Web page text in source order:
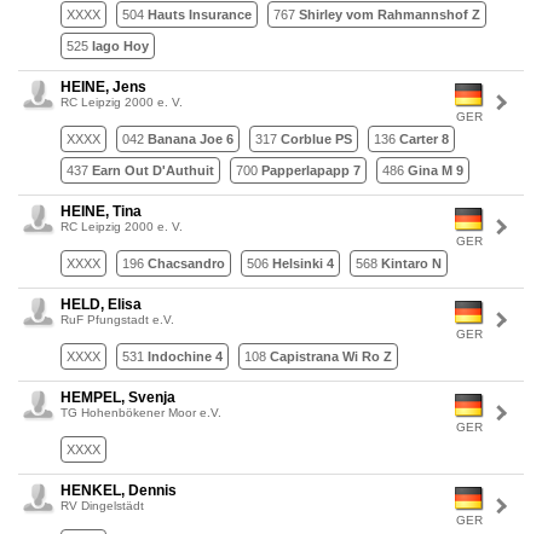
XXXX 504 Hauts Insurance 767 Shirley vom Rahmannshof Z
525 Iago Hoy
GER
HEINE, Jens
RC Leipzig 2000 e. V.
XXXX 042 Banana Joe 6 317 Corblue PS 136 Carter 8
437 Earn Out D'Authuit 700 Papperlapapp 7 486 Gina M 9
GER
HEINE, Tina
RC Leipzig 2000 e. V.
XXXX 196 Chacsandro 506 Helsinki 4 568 Kintaro N
GER
HELD, Elisa
RuF Pfungstadt e.V.
XXXX 531 Indochine 4 108 Capistrana Wi Ro Z
GER
HEMPEL, Svenja
TG Hohenbökener Moor e.V.
XXXX
GER
HENKEL, Dennis
RV Dingelstädt